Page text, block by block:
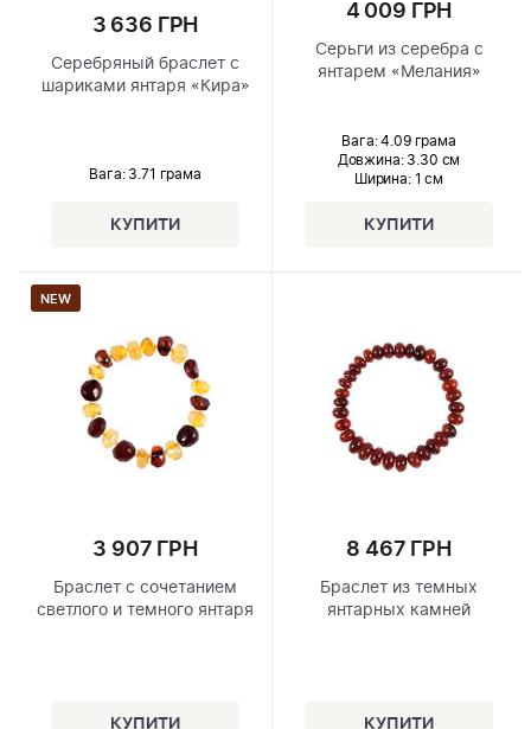
3 636 ГРН
Серебряный браслет с
шариками янтаря «Кира»
Вага: 3.71 грама
4 009 ГРН
Серьги из серебра с
янтарем «Мелания»
Вага: 4.09 грама
Довжина:3.30 см
Ширина: 1 см
NEW
3 907 ГРН
Браслет с сочетанием
светлого и темного янтаря
8 467 ГРН
Браслет из темных
янтарных камней